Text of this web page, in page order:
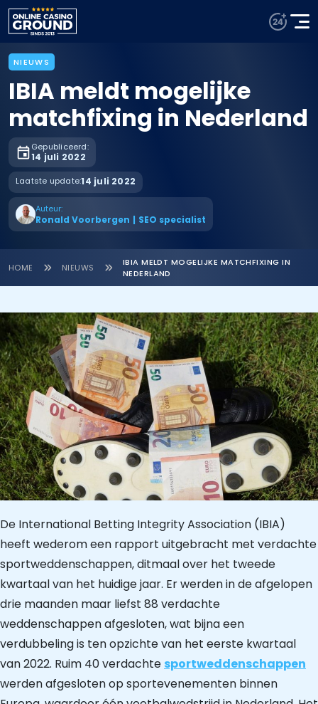
NIEUWS
IBIA meldt mogelijke
matchfixing in Nederland
Gepubliceerd:
14 juli 2022
Laatste update:14 juli 2022
Auteur:
Ronald Voorbergen | SEO specialist
HOME NIEUWS
IBIA MELDT MOGELIJKE MATCHFIXING IN
NEDERLAND
De International Betting Integrity Association (IBIA)
heeft wederom een rapport uitgebracht met verdachte
sportweddenschappen, ditmaal over het tweede
kwartaal van het huidige jaar. Er werden in de afgelopen
drie maanden maar liefst 88 verdachte
weddenschappen afgesloten, wat bijna een
verdubbeling is ten opzichte van het eerste kwartaal
van 2022. Ruim 40 verdachte sportweddenschappen
werden afgesloten op sportevenementen binnen